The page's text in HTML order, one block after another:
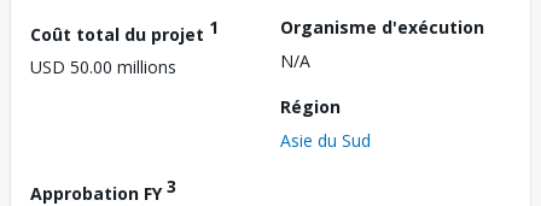
Coût total du projet 1
USD 50.00 millions
Organisme d'exécution
N/A
Région
Asie du Sud
Approbation FY3